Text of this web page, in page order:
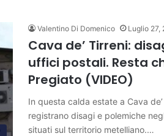
Valentino Di Domenico Luglio 27,
Cava de’ Tirreni:
uffici postali. Resta
Pregiato (VIDEO)
In questa calda estate a Cava
registrano disagi e polemiche
situati sul territorio metelliano.…